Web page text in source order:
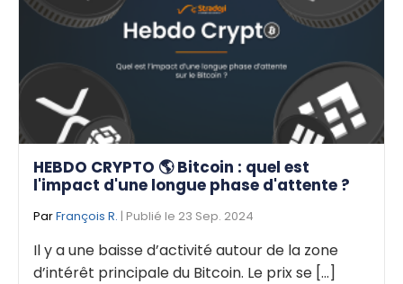
HEBDO CRYPTO 🌎 Bitcoin : quel est
l'impact d'une longue phase d'attente ?
ParFrançois R. | Publié le 23 Sep. 2024
Il y a une baisse d’activité autour de la zone
d’intérêt principale du Bitcoin. Le prix se [...]